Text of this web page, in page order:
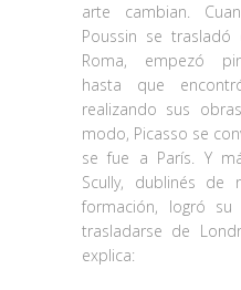
arte cambian.
Poussin se
Roma, empezó
hasta que
realizando sus
modo, Picasso se
se fue a París. Y
Scully, dublinés de
formación, logró
trasladarse de
explica: